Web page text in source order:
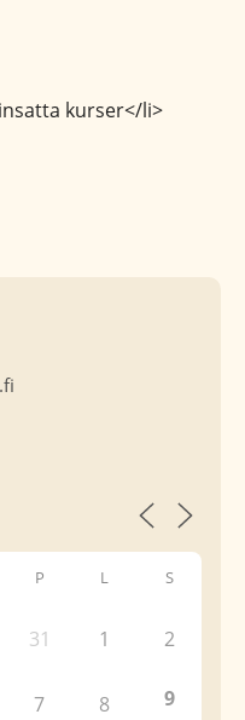
kurser</li>
P L S
31 1 2
7 8 9